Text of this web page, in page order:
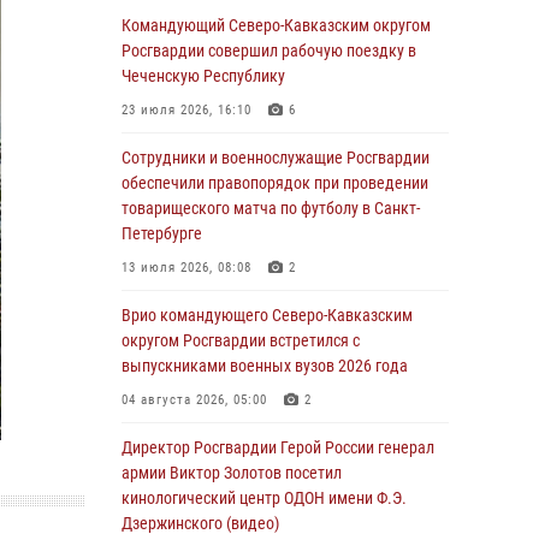
Спецназ Росгвардии в Марий Эл почтил
память товарища на тактическом турнире
(видео)
08 августа 2026, 06:15
День физкультурника в Уральском округе
Росгвардии отметили турнирами, мастер-
классами и легкоатлетическими забегами
08 августа 2026, 06:03
приступили к новому курсу подготовки на
Урале
08 августа 2026, 05:00 3
росгвардейцы получают из дома
региональные газеты и поддержку земляков
08 августа 2026, 05:00
Командующий Северо-Кавказским округом
Росгвардии совершил рабочую поездку в
Чеченскую Республику
23 июля 2026, 16:10 6
Сотрудники и военнослужащие Росгвардии
обеспечили правопорядок при проведении
товарищеского матча по футболу в Санкт-
Петербурге
13 июля 2026, 08:08 2
Врио командующего Северо-Кавказским
округом Росгвардии встретился с
выпускниками военных вузов 2026 года
04 августа 2026, 05:00 2
Директор Росгвардии Герой России генерал
армии Виктор Золотов посетил
кинологический центр ОДОН имени Ф.Э.
Дзержинского (видео)